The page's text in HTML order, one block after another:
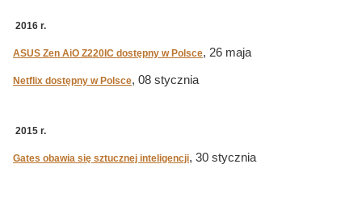
2016 r.
ASUS Zen AiO Z220IC dostępny w Polsce, 26 maja
Netflix dostępny w Polsce, 08 stycznia
2015 r.
Gates obawia się sztucznej inteligencji, 30 stycznia